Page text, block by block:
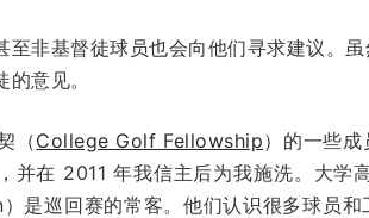
非基督徒球员也会向他们寻求建议。
意见。
（College Golf Fellowship）的一些
在 2011 年我信主后为我施洗。大学
是巡回赛的常客。他们认识很多球员和